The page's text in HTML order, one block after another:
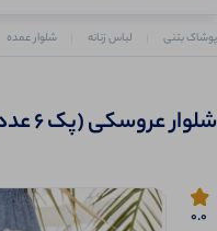
پوشاک بتنی لباس زنانه شلوار عمده
شلوار عروسکی (پک 6 عددی)
0.0